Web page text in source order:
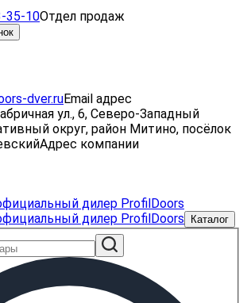
35-10Отдел продаж
dver.ruEmail адрес
ул., 6, Северо-Западный
округ, район Митино, посёлок
Адрес компании
Каталог